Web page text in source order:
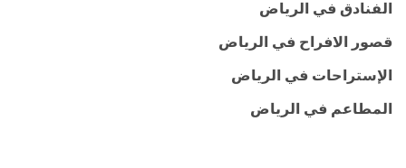
الفنادق في الرياض
قصور الافراح في الرياض
الإستراحات في الرياض
المطاعم في الرياض